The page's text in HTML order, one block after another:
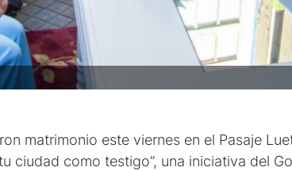
matrimonio este viernes en el Pasaje
ciudad como testigo”, una iniciativa del